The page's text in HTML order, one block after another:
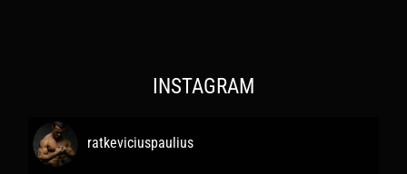
INSTAGRAM
ratkeviciuspaulius